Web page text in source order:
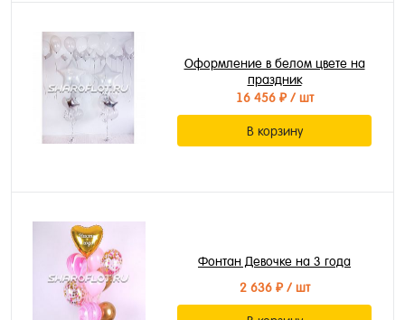
Оформление в белом цвете на
праздник
16 456 ₽/ шт
В корзину
Фонтан Девочке на 3 года
2 636 ₽/ шт